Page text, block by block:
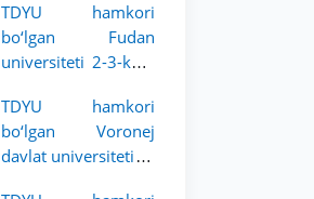
talabalari uchun
akademik mobillik
dasturini e’lon qildi
TDYU hamkori
bo‘lgan Fudan
universiteti 2-3-kurs
akademik mobillik
dasturini e’lon qildi
TDYU hamkori
bo‘lgan Voronej
davlat universiteti 2-